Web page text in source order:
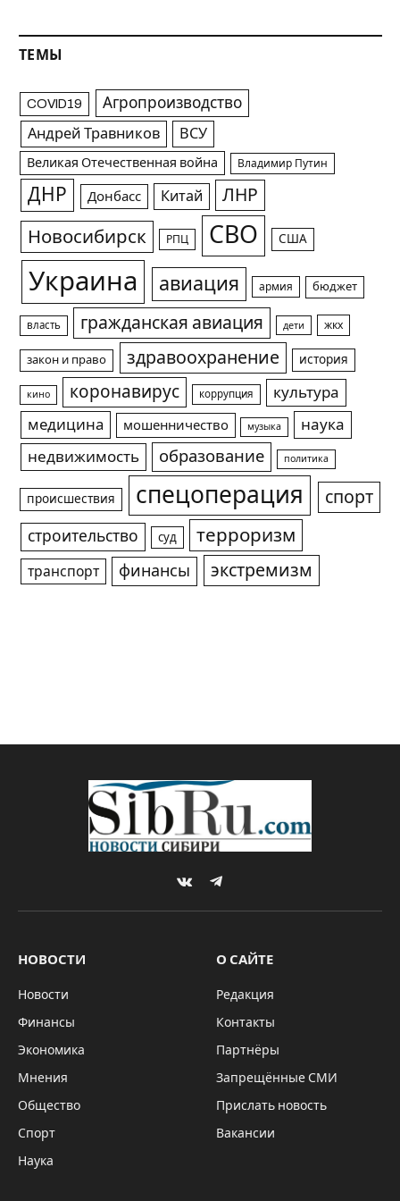
ТЕМЫ
COVID19 Агропроизводство
Андрей Травников ВСУ
Великая Отечественная война Владимир Путин
ДНР Донбасс Китай ЛНР
Новосибирск РПЦ СВО США
Украина авиация армия бюджет
власть гражданская авиация дети жкх
закон и право здравоохранение история
кино коронавирус коррупция
культура
медицина
мошенничество музыка
наука
недвижимость
образование политика
происшествия спецоперация спорт
строительство суд терроризм
транспорт финансы экстремизм
VKontakteTelegram
НОВОСТИ
Новости
Финансы
Экономика
Мнения
Общество
Спорт
Наука
О САЙТЕ
Редакция
Контакты
Партнёры
Запрещённые СМИ
Прислать новость
Вакансии